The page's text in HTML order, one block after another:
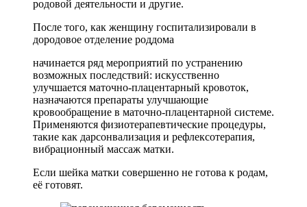
родовой деятельности и другие.
После того, как женщину госпитализировали в
дородовое отделение роддома
начинается ряд мероприятий по устранению
возможных последствий: искусственно
улучшается маточно-плацентарный кровоток,
назначаются препараты улучшающие
кровообращение в маточно-плацентарной системе.
Применяются физиотерапевтические процедуры,
такие как дарсонвализация и рефлексотерапия,
вибрационный массаж матки.
Если шейка матки совершенно не готова к родам,
её готовят.